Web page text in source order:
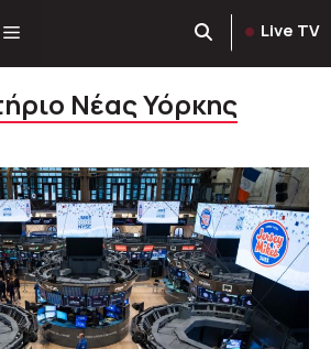
Live TV
Νέας Υόρκης